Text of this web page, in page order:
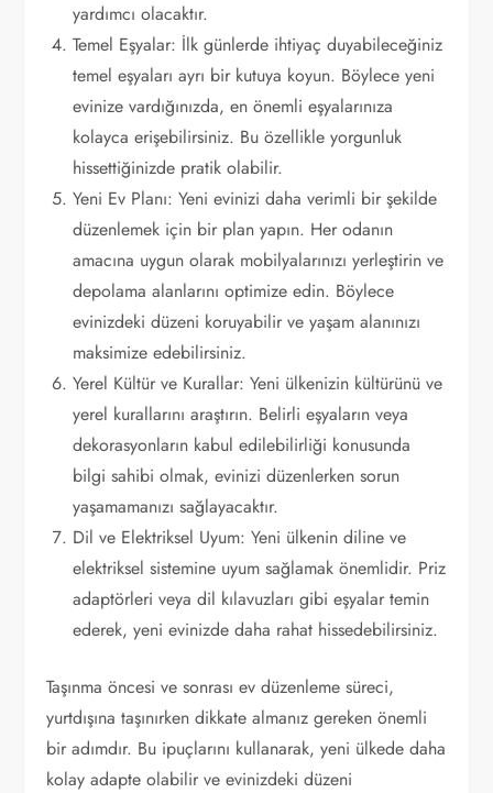
yardımcı olacaktır.
Temel Eşyalar: İlk günlerde ihtiyaç duyabileceğiniz
temel eşyaları ayrı bir kutuya koyun. Böylece yeni
evinize vardığınızda, en önemli eşyalarınıza
kolayca erişebilirsiniz. Bu özellikle yorgunluk
hissettiğinizde pratik olabilir.
Yeni Ev Planı: Yeni evinizi daha verimli bir şekilde
düzenlemek için bir plan yapın. Her odanın
amacına uygun olarak mobilyalarınızı yerleştirin ve
depolama alanlarını optimize edin. Böylece
evinizdeki düzeni koruyabilir ve yaşam alanınızı
maksimize edebilirsiniz.
Yerel Kültür ve Kurallar: Yeni ülkenizin kültürünü ve
yerel kurallarını araştırın. Belirli eşyaların veya
dekorasyonların kabul edilebilirliği konusunda
bilgi sahibi olmak, evinizi düzenlerken sorun
yaşamamanızı sağlayacaktır.
Dil ve Elektriksel Uyum: Yeni ülkenin diline ve
elektriksel sistemine uyum sağlamak önemlidir. Priz
adaptörleri veya dil kılavuzları gibi eşyalar temin
ederek, yeni evinizde daha rahat hissedebilirsiniz.
Taşınma öncesi ve sonrası ev düzenleme süreci,
yurtdışına taşınırken dikkate almanız gereken önemli
bir adımdır. Bu ipuçlarını kullanarak, yeni ülkede daha
kolay adapte olabilir ve evinizdeki düzeni